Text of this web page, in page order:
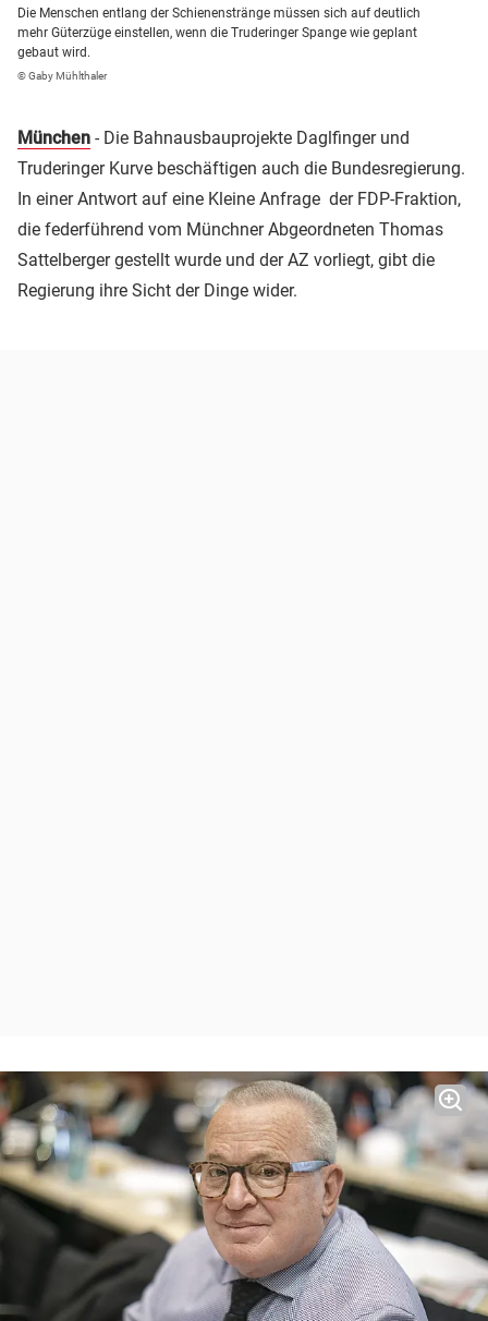
Die Menschen entlang der Schienenstränge müssen sich auf deutlich
mehr Güterzüge einstellen, wenn die Truderinger Spange wie geplant
gebaut wird.
© Gaby Mühlthaler
München - Die Bahnausbauprojekte Daglfinger und
Truderinger Kurve beschäftigen auch die Bundesregierung.
In einer Antwort auf eine Kleine Anfrage der FDP-Fraktion,
die federführend vom Münchner Abgeordneten Thomas
Sattelberger gestellt wurde und der AZ vorliegt, gibt die
Regierung ihre Sicht der Dinge wider.